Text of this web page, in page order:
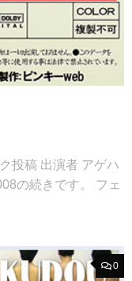
投稿 出演者 アゲハ
の続きです。 フェ
0